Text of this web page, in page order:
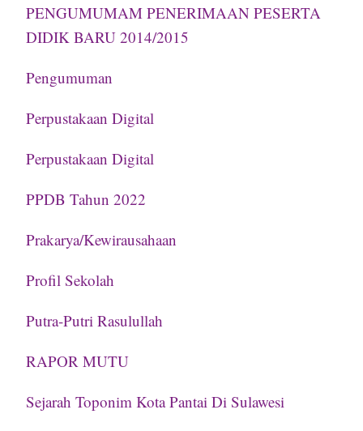
PENGUMUMAM PENERIMAAN PESERTA
DIDIK BARU 2014/2015
Pengumuman
Perpustakaan Digital
Perpustakaan Digital
PPDB Tahun 2022
Prakarya/Kewirausahaan
Profil Sekolah
Putra-Putri Rasulullah
RAPOR MUTU
Sejarah Toponim Kota Pantai Di Sulawesi